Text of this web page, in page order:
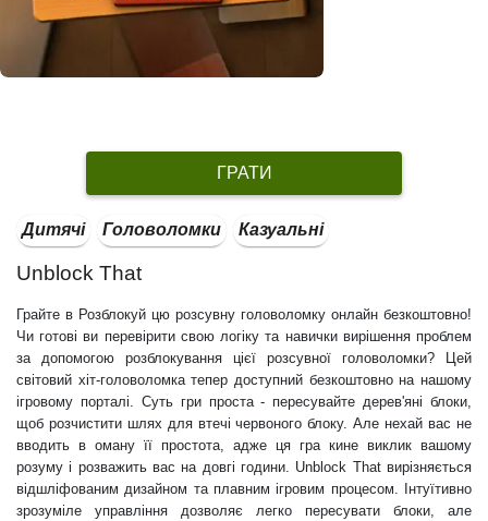
ГРАТИ
Дитячі Головоломки Казуальні
Unblock That
Грайте в Розблокуй цю розсувну головоломку онлайн безкоштовно!
Чи готові ви перевірити свою логіку та навички вирішення проблем
за допомогою розблокування цієї розсувної головоломки? Цей
світовий хіт-головоломка тепер доступний безкоштовно на нашому
ігровому порталі. Суть гри проста - пересувайте дерев'яні блоки,
щоб розчистити шлях для втечі червоного блоку. Але нехай вас не
вводить в оману її простота, адже ця гра кине виклик вашому
розуму і розважить вас на довгі години. Unblock That вирізняється
відшліфованим дизайном та плавним ігровим процесом. Інтуїтивно
зрозуміле управління дозволяє легко пересувати блоки, але